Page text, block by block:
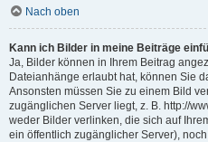
Nach oben
Kann ich Bilder in meine Beiträge
Ja, Bilder können in Ihrem Beitrag
Dateianhänge erlaubt hat, können Sie
Ansonsten müssen Sie zu einem Bild
zugänglichen Server liegt, z. B. http://
weder Bilder verlinken, die sich auf
ein öffentlich zugänglicher Server),